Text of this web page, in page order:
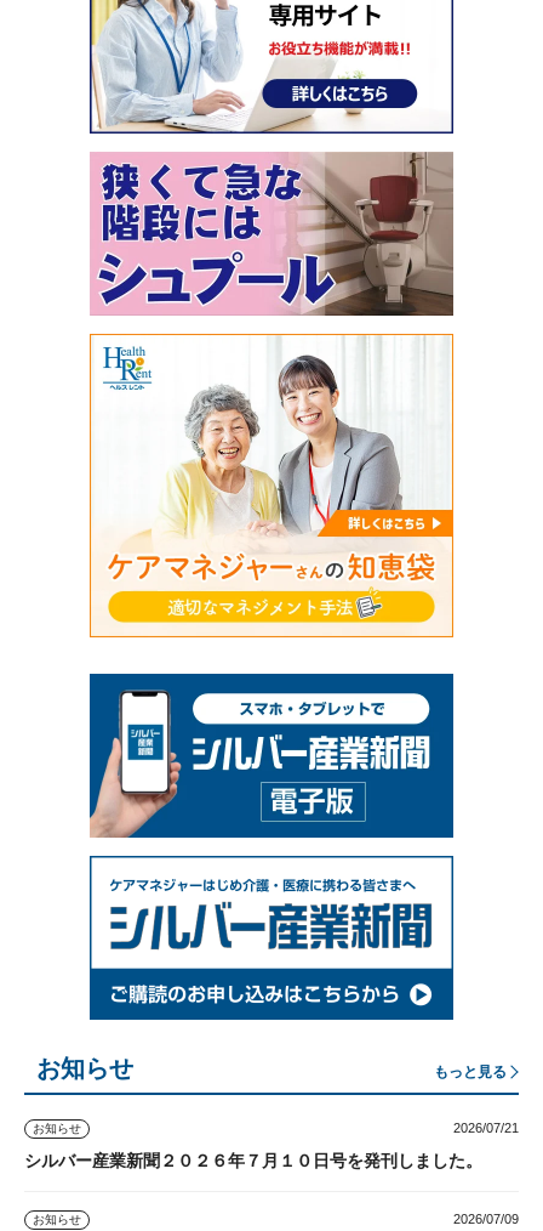
お知らせ もっと見る
お知らせ 2026/07/21
シルバー産業新聞２０２６年７月１０日号を発刊しました。
お知らせ 2026/07/09